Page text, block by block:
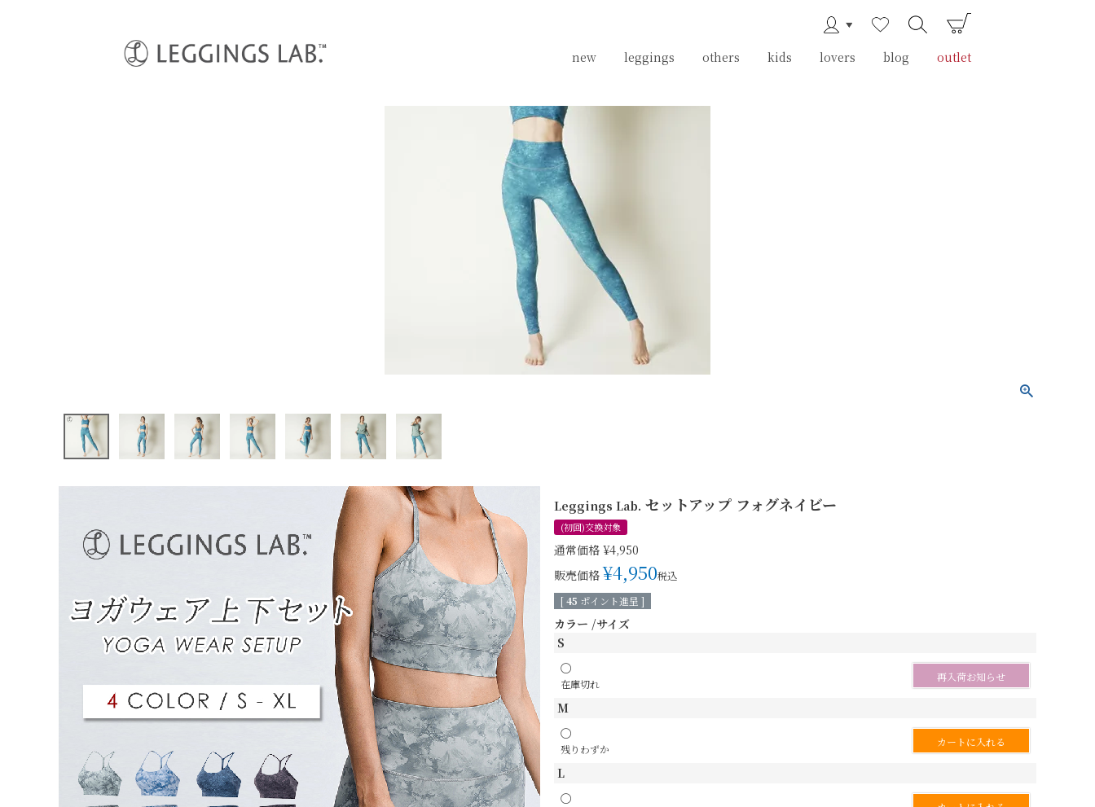
new leggings others kids lovers blog outlet
new leggings others kids lovers blog outlet
Leggings Lab. セットアップ フォグネイビー
(初回)交換対象
通常価格 ¥4,950
販売価格 ¥4,950税込
[45 ポイント進呈 ]
カラー サイズ
S
〇
在庫切れ
再入荷お知らせ
M
〇
残りわずか
カートに入れる
L
〇